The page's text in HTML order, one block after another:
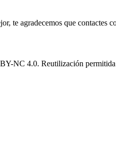
te agradecemos que contactes
NC 4.0. Reutilización